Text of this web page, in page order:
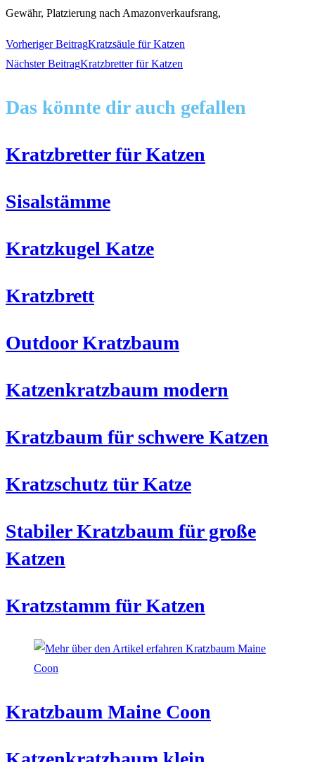
Gewähr, Platzierung nach Amazonverkaufsrang,
Weitere
ansehen
Vorheriger BeitragKratzsäule für Katzen
Nächster BeitragKratzbretter für Katzen
Das könnte dir auch gefallen
Kratzbretter für Katzen
Sisalstämme
Kratzkugel Katze
Kratzbrett
Outdoor Kratzbaum
Katzenkratzbaum modern
Kratzbaum für schwere Katzen
Kratzschutz tür Katze
Stabiler Kratzbaum für große
Katzen
Kratzstamm für Katzen
Kratzbaum Maine Coon